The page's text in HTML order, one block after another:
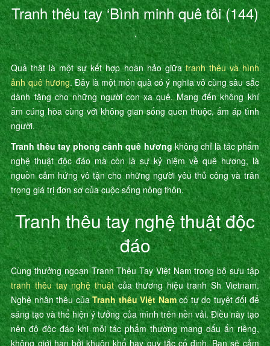
Tranh thêu tay ‘Bình minh quê tôi (144)
’
Quả thật là một sự kết hợp hoàn hảo giữatranh thêu và hình
ảnh quê hương. Đây là một món quà có ý nghĩa vô cùng sâu sắc
dành tặng cho những người con xa quê. Mang đến không khí
ấm cúng hòa cùng với không gian sống quen thuộc, ấm áp tình
người.
Tranh thêu tay phong cảnh quê hươngkhông chỉ là tác phẩm
nghệ thuật độc đáo mà còn là sự kỷ niệm về quê hương, là
nguồn cảm hứng vô tận cho những người yêu thủ công và trân
trọng giá trị đơn sơ của cuộc sống nông thôn.
Tranh thêu tay nghệ thuật độc
đáo
Cùng thưởng ngoạn Tranh Thêu Tay Việt Nam trong bộ sưu tập
tranh thêu tay nghệ thuậtcủa thương hiệu tranh Sh Vietnam.
Nghệ nhân thêu củaTranh thêu Việt Namcó tự do tuyệt đối để
sáng tạo và thể hiện ý tưởng của mình trên nền vải. Điều này tạo
nên độ độc đáo khi mỗi tác phẩm thường mang dấu ấn riêng,
không giới hạn bởi khuôn khổ hay quy tắc cố định. Bạn sẽ cảm